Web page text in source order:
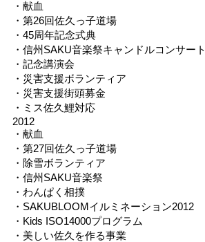
・献血
・第26回佐久っ子道場
・45周年記念式典
・信州SAKU音楽祭キャンドルコンサート
・記念講演会
・災害支援ボランティア
・災害支援街頭募金
・ミス佐久鯉対応
2012
・献血
・第27回佐久っ子道場
・除雪ボランティア
・信州SAKU音楽祭
・わんぱく相撲
・SAKUBLOOMイルミネーション2012
・Kids ISO14000プログラム
・美しい佐久を作る事業